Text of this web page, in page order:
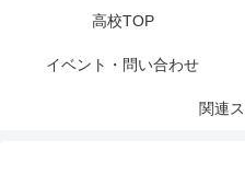
高校TOP
イベント・問い合わせ
関連